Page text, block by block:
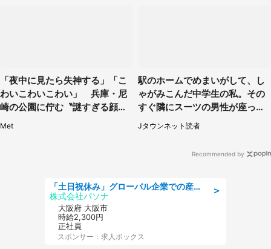
「夜中に見たら失神する」「こ
わいこわいこわい」 兵庫・尼
崎の公園に佇む〝謎すぎる顔〟
Met
駅のホームでめまいがして、し
ゃがみこんだ中学生の私。その
すぐ隣にスーツの男性が座って
きて（千葉県・20代女性）
Jタウンネット読者
Recommended by
＞
「土日祝休み」グローバル企業での産業保健のお仕事/保健師/高時給/残業なし/服装自由/要資格:保健師
株式会社パソナ
大阪府 大阪市
時給2,300円
正社員
スポンサー：求人ボックス